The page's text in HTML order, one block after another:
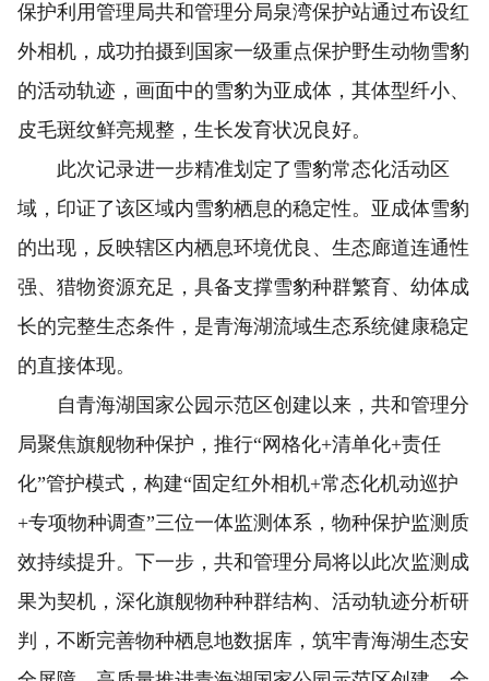
保护利用管理局共和管理分局泉湾保护站通过布设红
外相机，成功拍摄到国家一级重点保护野生动物雪豹
的活动轨迹，画面中的雪豹为亚成体，其体型纤小、
皮毛斑纹鲜亮规整，生长发育状况良好。
此次记录进一步精准划定了雪豹常态化活动区
域，印证了该区域内雪豹栖息的稳定性。亚成体雪豹
的出现，反映辖区内栖息环境优良、生态廊道连通性
强、猎物资源充足，具备支撑雪豹种群繁育、幼体成
长的完整生态条件，是青海湖流域生态系统健康稳定
的直接体现。
自青海湖国家公园示范区创建以来，共和管理分
局聚焦旗舰物种保护，推行“网格化+清单化+责任
化”管护模式，构建“固定红外相机+常态化机动巡护
+专项物种调查”三位一体监测体系，物种保护监测质
效持续提升。下一步，共和管理分局将以此次监测成
果为契机，深化旗舰物种种群结构、活动轨迹分析研
判，不断完善物种栖息地数据库，筑牢青海湖生态安